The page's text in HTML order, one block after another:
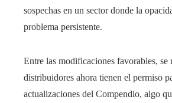
sospechas en un sector donde la
problema persistente.​
Entre las modificaciones favorables, se
distribuidores ahora tienen el permiso
actualizaciones del Compendio, algo